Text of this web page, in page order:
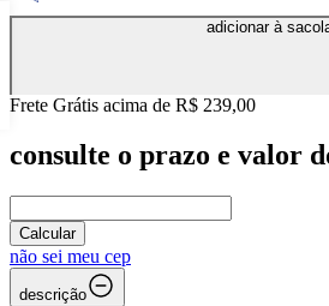
adicionar à
Frete Grátis acima de R$ 239,00
consulte o prazo e valor
Calcular
não sei meu cep
descrição